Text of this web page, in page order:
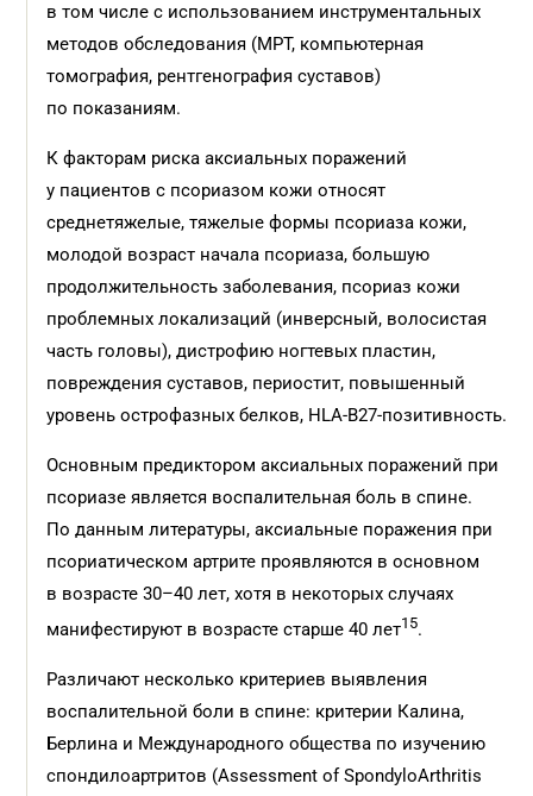
в том числе с использованием инструментальных
методов обследования (МРТ, компьютерная
томография, рентгенография суставов)
по показаниям.
К факторам риска аксиальных поражений
у пациентов с псориазом кожи относят
среднетяжелые, тяжелые формы псориаза кожи,
молодой возраст начала псориаза, большую
продолжительность заболевания, псориаз кожи
проблемных локализаций (инверсный, волосистая
часть головы), дистрофию ногтевых пластин,
повреждения суставов, периостит, повышенный
уровень острофазных белков, HLA-B27-позитивность.
Основным предиктором аксиальных поражений при
псориазе является воспалительная боль в спине.
По данным литературы, аксиальные поражения при
псориатическом артрите проявляются в основном
в возрасте 30–40 лет, хотя в некоторых случаях
манифестируют в возрасте старше 40 лет15.
Различают несколько критериев выявления
воспалительной боли в спине: критерии Калина,
Берлина и Международного общества по изучению
спондилоартритов (Assessment of SpondyloArthritis